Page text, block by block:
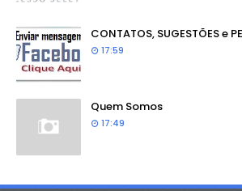
CONTATOS, SUGESTÕES e
17:59
Quem Somos
17:49